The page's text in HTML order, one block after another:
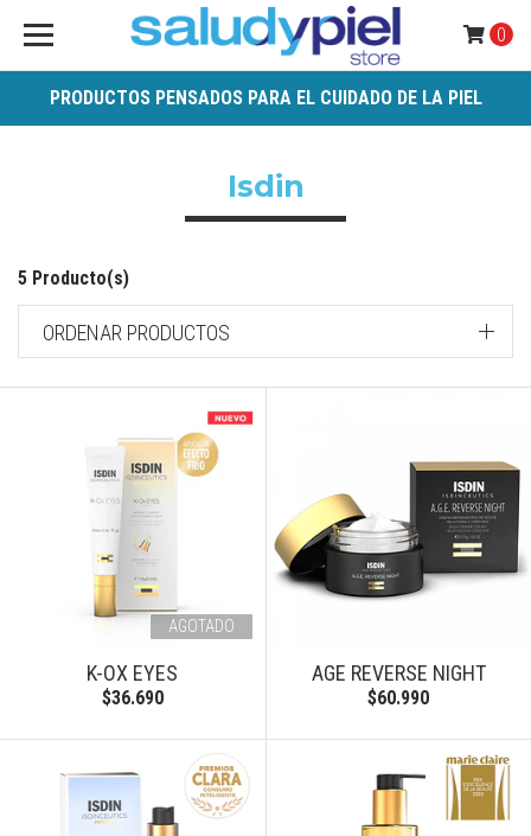
PRODUCTOS PENSADOS PARA EL CUIDADO DE LA PIEL
0
Isdin
5 Producto(s)
ORDENAR PRODUCTOS
AGOTADO
K-OX EYES
$36.690
AGE REVERSE NIGHT
$60.990